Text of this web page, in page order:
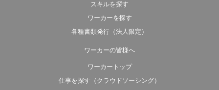
スキルを探す
ワーカーを探す
各種書類発行（法人限定）
ワーカーの皆様へ
ワーカートップ
仕事を探す（クラウドソーシング）